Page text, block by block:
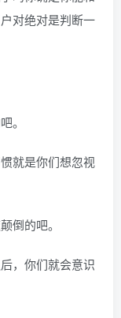
对绝对是判断一
。
就是你们想忽视
倒的吧。
，你们就会意识